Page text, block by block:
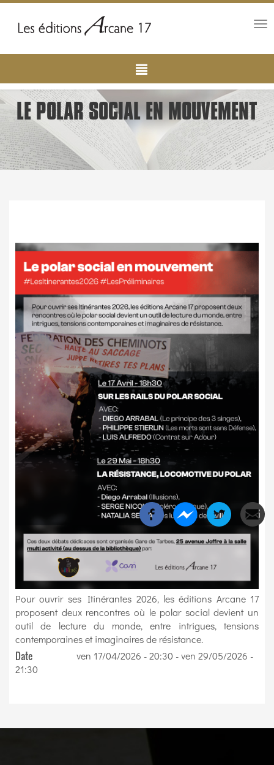
contenu
principal
navigation
LE POLAR SOCIAL EN MOUVEMENT
Pour ouvrir ses Itinérantes 2026, les éditions Arcane 17
proposent deux rencontres où le polar social devient un
outil de lecture du monde, entre intrigues, tensions
contemporaines et imaginaires de résistance.
Date ven 17/04/2026 - 20:30 -ven 29/05/2026 -
21:30